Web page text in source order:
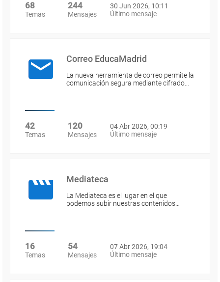
68
Temas
244
Mensajes
30 Jun 2026, 10:11
Último mensaje
Correo EducaMadrid
La nueva herramienta de correo permite la
comunicación segura mediante cifrado…
42
Temas
120
Mensajes
04 Abr 2026, 00:19
Último mensaje
Mediateca
La Mediateca es el lugar en el que
podemos subir nuestras contenidos…
16
Temas
54
Mensajes
07 Abr 2026, 19:04
Último mensaje